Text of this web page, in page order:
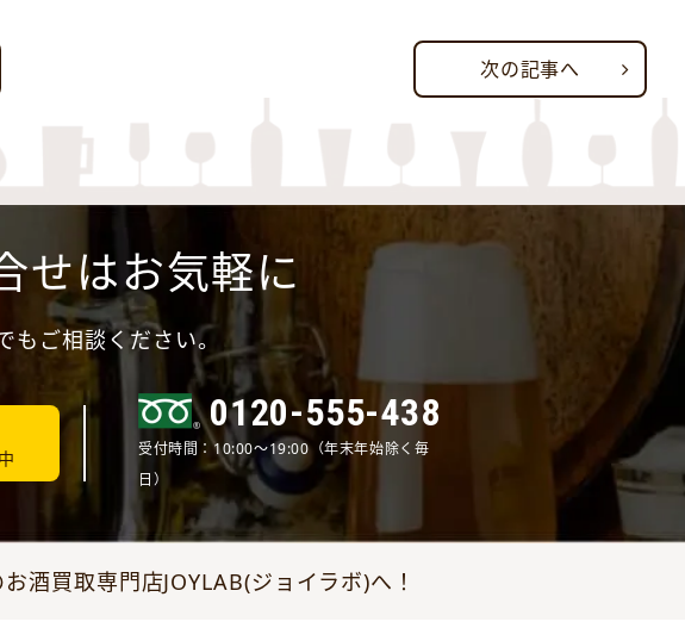
次の記事へ
せはお気軽に
もご相談ください。
0120-555-438
受付時間：10:00～19:00（年末年始除く毎
日）
酒買取専門店JOYLAB(ジョイラボ)へ！